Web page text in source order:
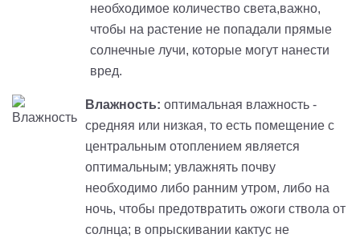
необходимое количество света,важно,
чтобы на растение не попадали прямые
солнечные лучи, которые могут нанести
вред.
Влажность: оптимальная влажность -
средняя или низкая, то есть помещение с
центральным отоплением является
оптимальным; увлажнять почву
необходимо либо ранним утром, либо на
ночь, чтобы предотвратить ожоги ствола от
солнца; в опрыскивании кактус не